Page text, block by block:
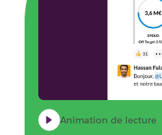
Animation de lecture